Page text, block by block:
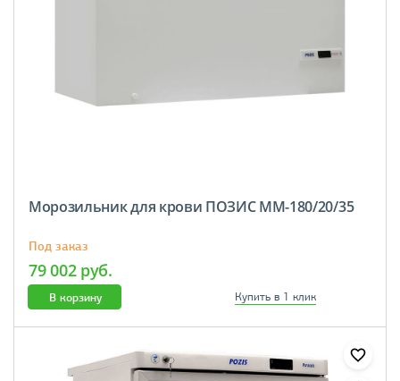
Морозильник для крови ПОЗИС ММ-180/20/35
Под заказ
79 002 руб.
В корзину Купить в 1 клик